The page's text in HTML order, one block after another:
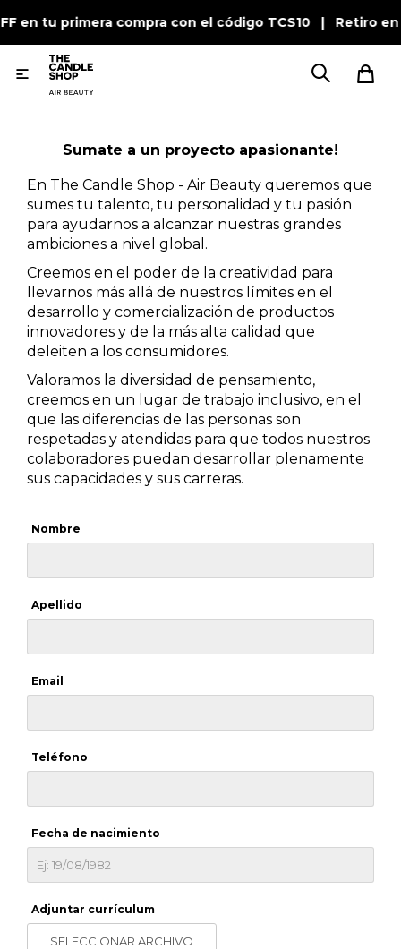
en tu primera compra con el código TCS10 | Retiro

Sumate a un proyecto apasionante!
En The Candle Shop - Air Beauty queremos que
sumes tu talento, tu personalidad y tu pasión
para ayudarnos a alcanzar nuestras grandes
ambiciones a nivel global.
Creemos en el poder de la creatividad para
llevarnos más allá de nuestros límites en el
desarrollo y comercialización de productos
innovadores y de la más alta calidad que
deleiten a los consumidores.
Valoramos la diversidad de pensamiento,
creemos en un lugar de trabajo inclusivo, en el
que las diferencias de las personas son
respetadas y atendidas para que todos nuestros
colaboradores puedan desarrollar plenamente
sus capacidades y sus carreras.
Nombre
Apellido
Email
Teléfono
Fecha de nacimiento
Adjuntar currículum
SELECCIONAR ARCHIVO